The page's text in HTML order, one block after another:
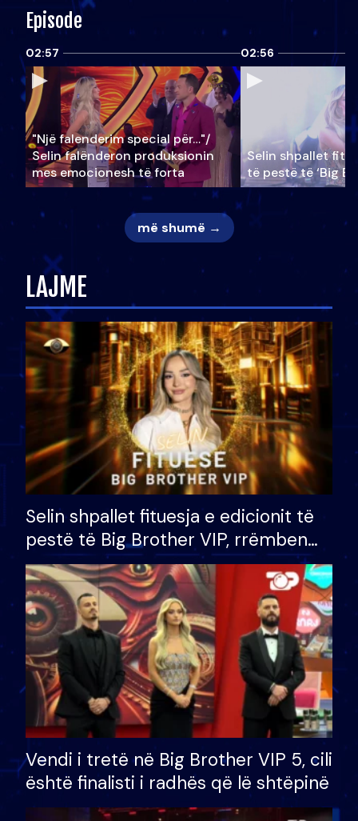
Episode
02:57
"Një falenderim special për…"/
Selin falënderon produksionin
mes emocionesh të forta
02:56
Selin shpallet
të pestë të ‘Big
më shumë →
LAJME
Selin shpallet fituesja e edicionit të
pestë të Big Brother VIP, rrëmben
çmimin e madh prej 100 mijë eurosh
Vendi i tretë në Big Brother VIP 5, cili
është finalisti i radhës që lë shtëpinë